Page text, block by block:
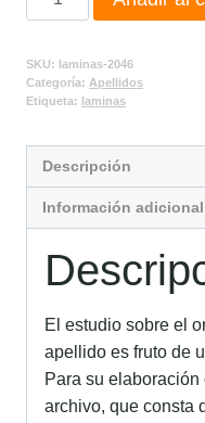
SKU: laminas-2046
Categoría: Apellidos
Etiqueta: laminas
Descripción
Información adicional
El estudio sobre el
apellido es fruto de
Para su
archivo, que consta